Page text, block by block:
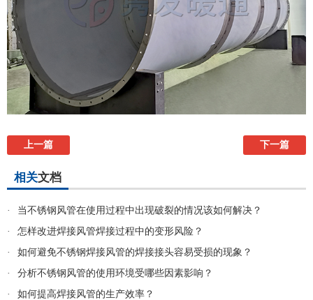
上一篇 下一篇
相关文档
·
当不锈钢风管在使用过程中出现破裂的情况该如何解决？
·
怎样改进焊接风管焊接过程中的变形风险？
·
如何避免不锈钢焊接风管的焊接接头容易受损的现象？
·
分析不锈钢风管的使用环境受哪些因素影响？
·
如何提高焊接风管的生产效率？